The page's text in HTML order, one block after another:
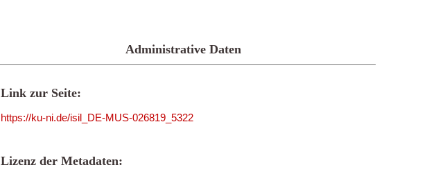
Administrative Daten
Link zur Seite:
https://ku-ni.de/isil_DE-MUS-026819_5322
Lizenz der Metadaten: